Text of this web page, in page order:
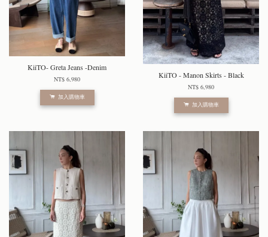
KiiTO- Greta Jeans -Denim
NT$ 6,980
加入購物車
KiiTO - Manon Skirts - Black
NT$ 6,980
加入購物車